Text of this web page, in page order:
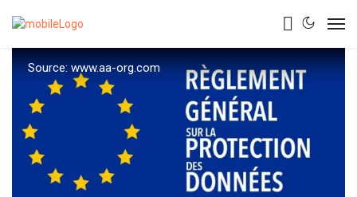
Source: www.aa-org.com